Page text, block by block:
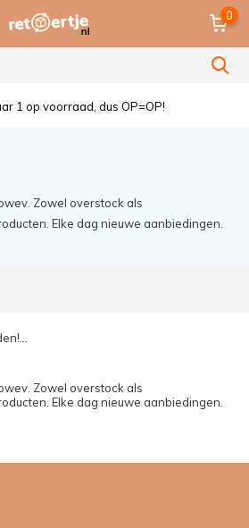
0
1 op voorraad, dus OP=OP!
Zowel overstock als
Elke dag nieuwe aanbiedingen.
Zowel overstock als
Elke dag nieuwe aanbiedingen.